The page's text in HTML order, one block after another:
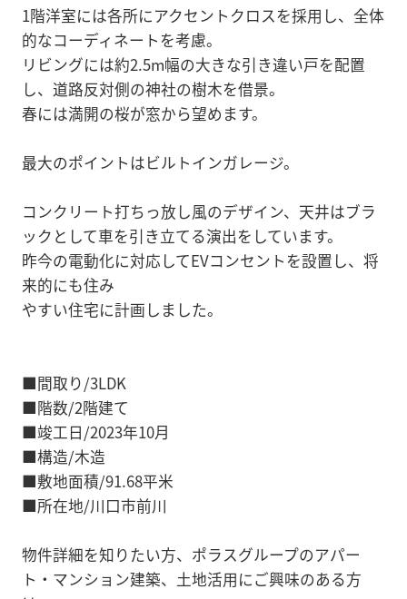
1階洋室には各所にアクセントクロスを採用し、全体
的なコーディネートを考慮。
リビングには約2.5m幅の大きな引き違い戸を配置
し、道路反対側の神社の樹木を借景。
春には満開の桜が窓から望めます。
最大のポイントはビルトインガレージ。
コンクリート打ちっ放し風のデザイン、天井はブラ
ックとして車を引き立てる演出をしています。
昨今の電動化に対応してEVコンセントを設置し、将
来的にも住み
やすい住宅に計画しました。
■間取り/3LDK
■階数/2階建て
■竣工日/2023年10月
■構造/木造
■敷地面積/91.68平米
■所在地/川口市前川
物件詳細を知りたい方、ポラスグループのアパー
ト・マンション建築、土地活用にご興味のある方